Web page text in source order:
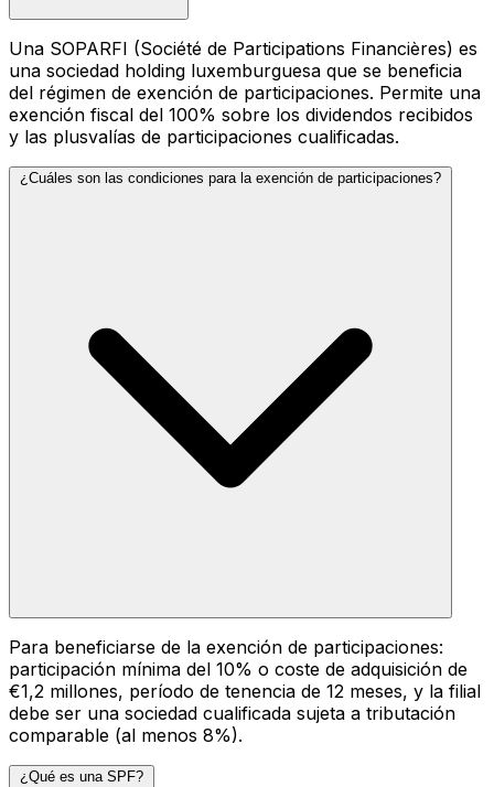
Una SOPARFI (Société de Participations Financières) es
una sociedad holding luxemburguesa que se beneficia
del régimen de exención de participaciones. Permite una
exención fiscal del 100% sobre los dividendos recibidos
y las plusvalías de participaciones cualificadas.
¿Cuáles son las condiciones para la exención de participaciones?
Para beneficiarse de la exención de participaciones:
participación mínima del 10% o coste de adquisición de
€1,2 millones, período de tenencia de 12 meses, y la filial
debe ser una sociedad cualificada sujeta a tributación
comparable (al menos 8%).
¿Qué es una SPF?